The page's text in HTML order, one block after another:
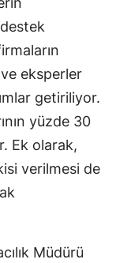
eksperler
getiriliyor.
yüzde 30
Ek olarak,
verilmesi de
Müdürü